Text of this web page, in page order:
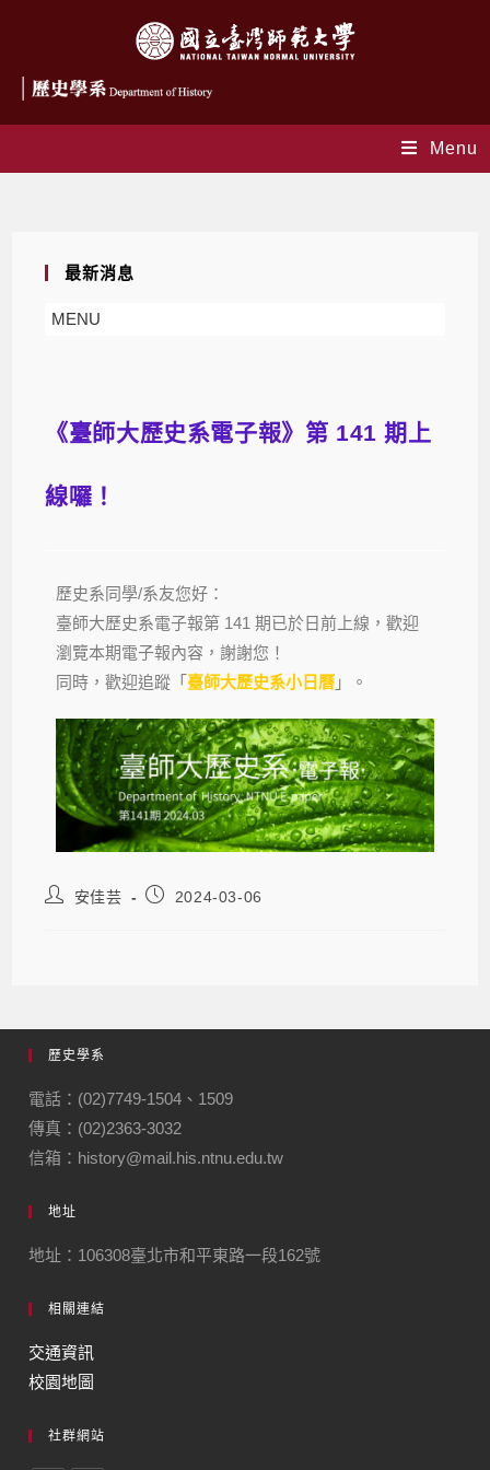
Menu
最新消息
MENU
《臺師大歷史系電子報》第 141 期上
線囉！
歷史系同學/系友您好：
臺師大歷史系電子報第 141 期已於日前上線，歡迎
瀏覽本期電子報內容，謝謝您！
同時，歡迎追蹤「 臺師大歷史系小日曆 」。
安佳芸 2024-03-06
歷史學系
電話：(02)7749-1504、1509
傳真：(02)2363-3032
信箱：history@mail.his.ntnu.edu.tw
地址
地址：106308臺北市和平東路一段162號
相關連結
交通資訊
校園地圖
社群網站